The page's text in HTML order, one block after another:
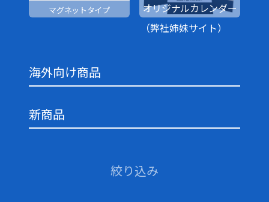
マグネットタイプ
オリジナルカレンダー
（弊社姉妹サイト）
海外向け商品
新商品
絞り込み